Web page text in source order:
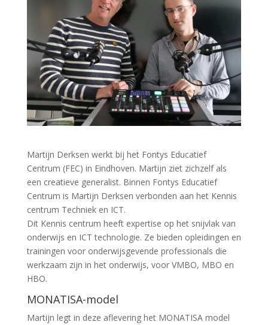
Martijn Derksen werkt bij het Fontys Educatief
Centrum (FEC) in Eindhoven. Martijn ziet zichzelf als
een creatieve generalist. Binnen Fontys Educatief
Centrum is Martijn Derksen verbonden aan het Kennis
centrum Techniek en ICT.
Dit Kennis centrum heeft expertise op het snijvlak van
onderwijs en ICT technologie. Ze bieden opleidingen en
trainingen voor onderwijsgevende professionals die
werkzaam zijn in het onderwijs, voor VMBO, MBO en
HBO.
MONATISA-model
Martijn legt in deze aflevering het MONATISA model